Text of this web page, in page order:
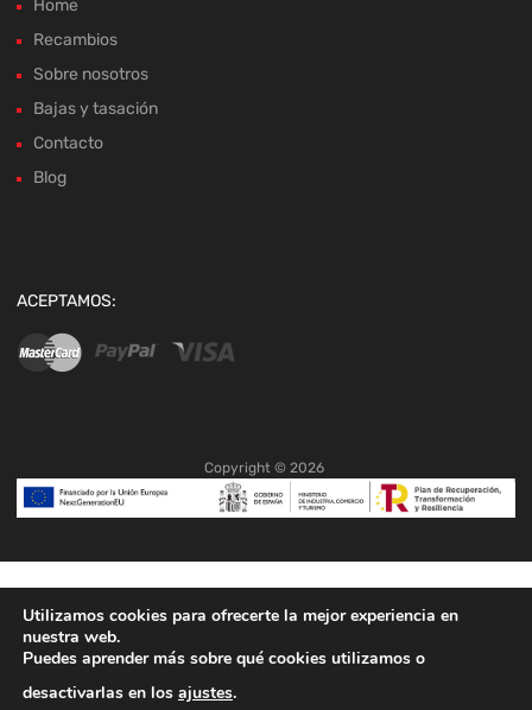
Home
Recambios
Sobre nosotros
Bajas y tasación
Contacto
Blog
ACEPTAMOS:
Copyright © 2026
Utilizamos cookies para ofrecerte la mejor experiencia en
nuestra web.
Puedes aprender más sobre qué cookies utilizamos o
desactivarlas en los ajustes.